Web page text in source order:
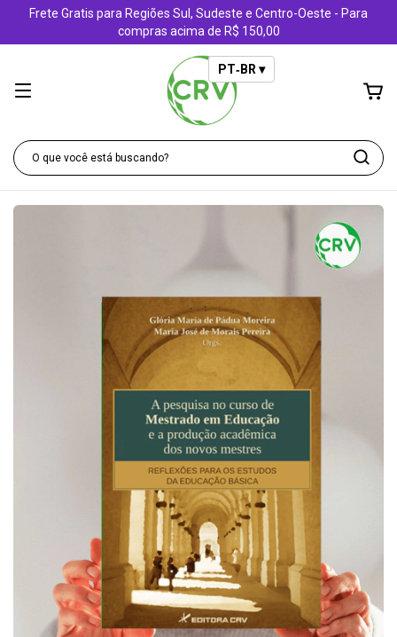
Frete Gratis para Regiões Sul, Sudeste e Centro-Oeste - Para
compras acima de R$ 150,00
PT‑BR ▾